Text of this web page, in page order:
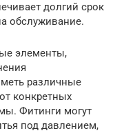
долгий срок
обслуживание.
элементы,
различные
конкретных
Фитинги могут
под давлением,